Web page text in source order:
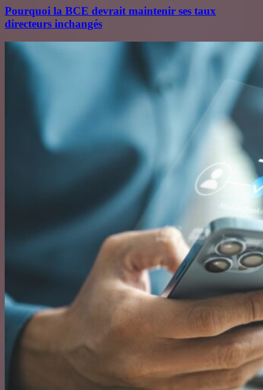
Pourquoi la BCE devrait maintenir ses taux
directeurs inchangés